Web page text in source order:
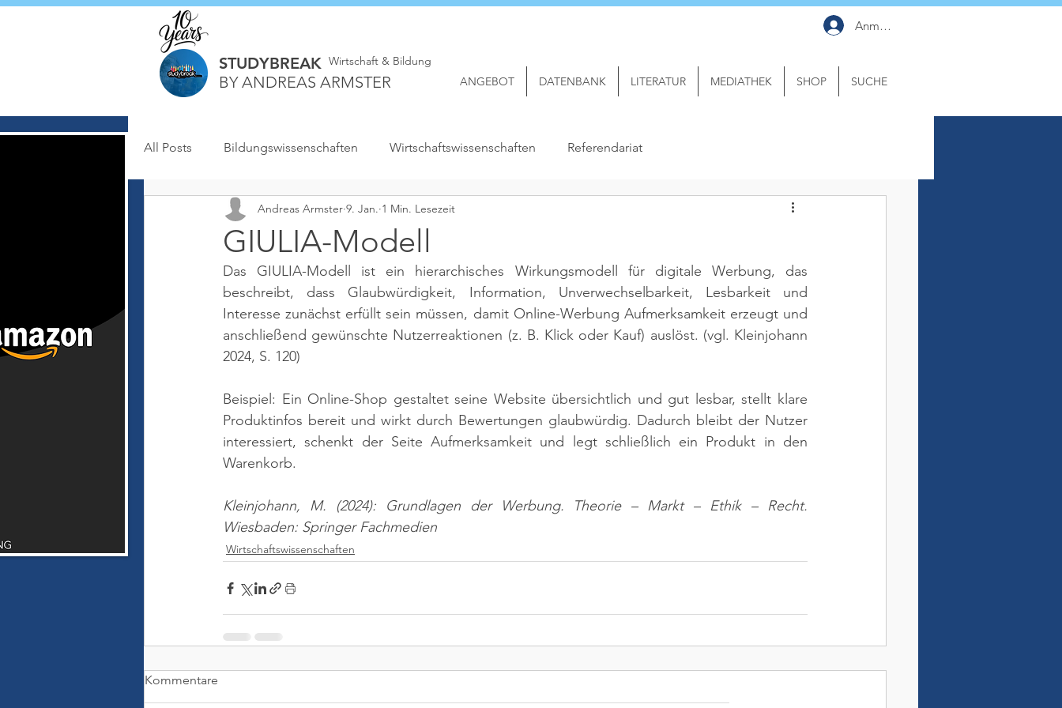
STUDYBREAK
BY ANDREAS ARMSTER
Wirtschaft & Bildung
Anmelden
ANGEBOT DATENBANK LITERATUR MEDIATHEK SHOP SUCHE
All Posts Bildungswissenschaften Wirtschaftswissenschaften Referendariat
GIULIA-Modell
Andreas Armster 9. Jan. 1 Min. Lesezeit
Das GIULIA-Modell ist ein hierarchisches Wirkungsmodell für digitale Werbung, das
beschreibt, dass Glaubwürdigkeit, Information, Unverwechselbarkeit, Lesbarkeit und
Interesse zunächst erfüllt sein müssen, damit Online-Werbung Aufmerksamkeit erzeugt und
anschließend gewünschte Nutzerreaktionen (z. B. Klick oder Kauf) auslöst. (vgl. Kleinjohann
2024, S. 120)
Beispiel: Ein Online-Shop gestaltet seine Website übersichtlich und gut lesbar, stellt klare
Produktinfos bereit und wirkt durch Bewertungen glaubwürdig. Dadurch bleibt der Nutzer
interessiert, schenkt der Seite Aufmerksamkeit und legt schließlich ein Produkt in den
Warenkorb.
Kleinjohann, M. (2024): Grundlagen der Werbung. Theorie – Markt – Ethik – Recht.
Wiesbaden: Springer Fachmedien
Wirtschaftswissenschaften
Kommentare